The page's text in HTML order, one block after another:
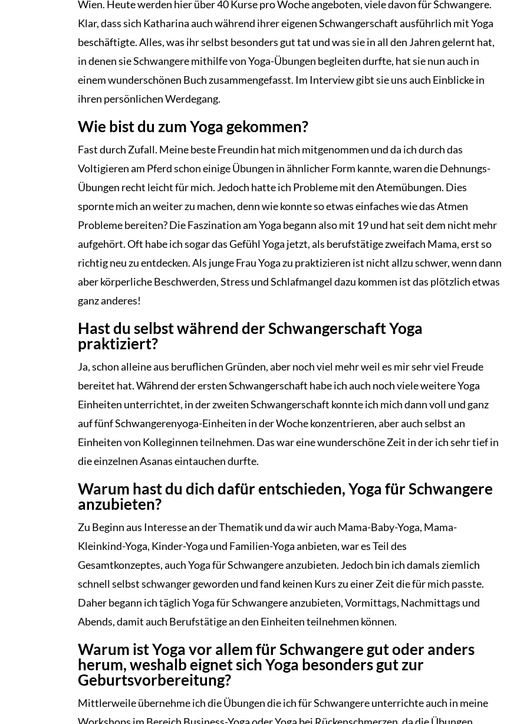
Wien. Heute werden hier über 40 Kurse pro Woche angeboten, viele davon für Schwangere.
Klar, dass sich Katharina auch während ihrer eigenen Schwangerschaft ausführlich mit Yoga
beschäftigte. Alles, was ihr selbst besonders gut tat und was sie in all den Jahren gelernt hat,
in denen sie Schwangere mithilfe von Yoga-Übungen begleiten durfte, hat sie nun auch in
einem wunderschönen Buch zusammengefasst. Im Interview gibt sie uns auch Einblicke in
ihren persönlichen Werdegang.
Wie bist du zum Yoga gekommen?
Fast durch Zufall. Meine beste Freundin hat mich mitgenommen und da ich durch das
Voltigieren am Pferd schon einige Übungen in ähnlicher Form kannte, waren die Dehnungs-
Übungen recht leicht für mich. Jedoch hatte ich Probleme mit den Atemübungen. Dies
spornte mich an weiter zu machen, denn wie konnte so etwas einfaches wie das Atmen
Probleme bereiten? Die Faszination am Yoga begann also mit 19 und hat seit dem nicht mehr
aufgehört. Oft habe ich sogar das Gefühl Yoga jetzt, als berufstätige zweifach Mama, erst so
richtig neu zu entdecken. Als junge Frau Yoga zu praktizieren ist nicht allzu schwer, wenn dann
aber körperliche Beschwerden, Stress und Schlafmangel dazu kommen ist das plötzlich etwas
ganz anderes!
Hast du selbst während der Schwangerschaft Yoga
praktiziert?
Ja, schon alleine aus beruflichen Gründen, aber noch viel mehr weil es mir sehr viel Freude
bereitet hat. Während der ersten Schwangerschaft habe ich auch noch viele weitere Yoga
Einheiten unterrichtet, in der zweiten Schwangerschaft konnte ich mich dann voll und ganz
auf fünf Schwangerenyoga-Einheiten in der Woche konzentrieren, aber auch selbst an
Einheiten von Kolleginnen teilnehmen. Das war eine wunderschöne Zeit in der ich sehr tief in
die einzelnen Asanas eintauchen durfte.
Warum hast du dich dafür entschieden, Yoga für Schwangere
anzubieten?
Zu Beginn aus Interesse an der Thematik und da wir auch Mama-Baby-Yoga, Mama-
Kleinkind-Yoga, Kinder-Yoga und Familien-Yoga anbieten, war es Teil des
Gesamtkonzeptes, auch Yoga für Schwangere anzubieten. Jedoch bin ich damals ziemlich
schnell selbst schwanger geworden und fand keinen Kurs zu einer Zeit die für mich passte.
Daher begann ich täglich Yoga für Schwangere anzubieten, Vormittags, Nachmittags und
Abends, damit auch Berufstätige an den Einheiten teilnehmen können.
Warum ist Yoga vor allem für Schwangere gut oder anders
herum, weshalb eignet sich Yoga besonders gut zur
Geburtsvorbereitung?
Mittlerweile übernehme ich die Übungen die ich für Schwangere unterrichte auch in meine